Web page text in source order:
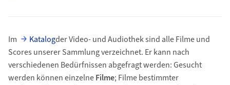
Im Katalogder Video- und Audiothek sind alle Filme und
Scores unserer Sammlung verzeichnet. Er kann nach
verschiedenen Bedürfnissen abgefragt werden: Gesucht
werden können einzelneFilme; Filme bestimmter